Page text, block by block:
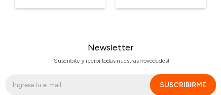
Newsletter
¡Suscribite y recibí todas nuestras novedades!
SUSCRIBIRME